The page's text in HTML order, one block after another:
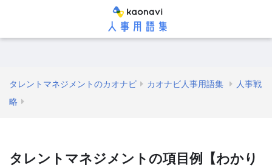
タレントマネジメントのカオナビ カオナビ人事用語集
人事戦
略
タレントマネジメントの項目例【わかり